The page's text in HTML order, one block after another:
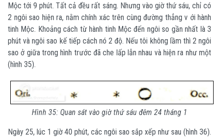
Mộc tới 9 phút. Tất cả đều rất sáng. Nhưng vào giờ thứ sáu, chỉ có
2 ngôi sao hiện ra, nằm chính xác trên cùng đường thẳng v ới hành
tinh Mộc. Khoảng cách từ hành tinh Mộc đến ngôi so gần nhất là 3
phút và ngôi sao kế tiếp cách nó 2 độ. Nếu tôi không lầm thì 2 ngôi
sao ở giữa trong hình trước đã che lấp lẫn nhau và hiện ra như một
(hình 35).
Hình 35: Quan sát vào giờ thứ sáu đêm 24 tháng 1
Ngày 25, lúc 1 giờ 40 phút, các ngôi sao sắp xếp như sau (hình 36).